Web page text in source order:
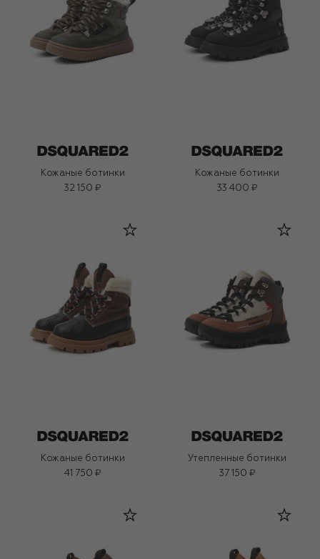
Кожаные ботинки
32 150 ₽
Кожаные ботинки
33 400 ₽
Кожаные ботинки
41 750 ₽
Утепленные ботинки
37 150 ₽